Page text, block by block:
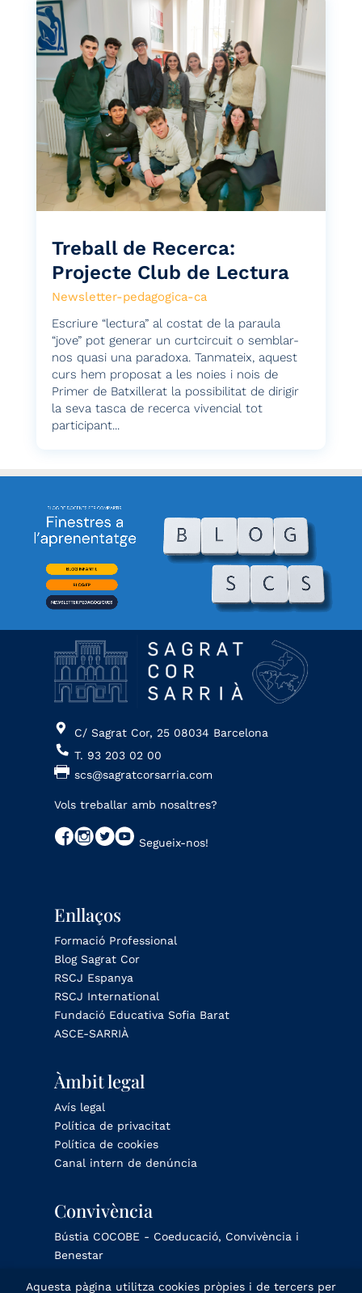
Treball de Recerca:
Projecte Club de Lectura
Newsletter-pedagogica-ca
Escriure “lectura” al costat de la paraula
“jove” pot generar un curtcircuit o semblar-
nos quasi una paradoxa. Tanmateix, aquest
curs hem proposat a les noies i nois de
Primer de Batxillerat la possibilitat de dirigir
la seva tasca de recerca vivencial tot
participant...
C/ Sagrat Cor, 25 08034 Barcelona
T. 93 203 02 00
scs@sagratcorsarria.com
Vols treballar amb nosaltres?
Segueix-nos!
Enllaços
Formació Professional
Blog Sagrat Cor
RSCJ Espanya
RSCJ International
Fundació Educativa Sofia Barat
ASCE-SARRIÀ
Àmbit legal
Avís legal
Política de privacitat
Política de cookies
Canal intern de denúncia
Convivència
Bústia COCOBE - Coeducació, Convivència i
Benestar
Aquesta pàgina utilitza cookies pròpies i de tercers per